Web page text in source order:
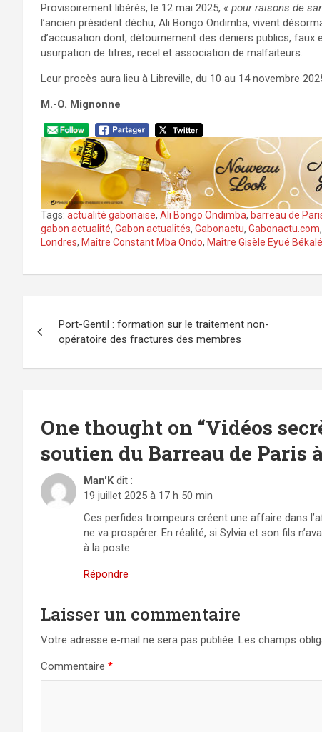
Provisoirement libérés, le 12 mai 2025, « pour raisons de
l’ancien président déchu, Ali Bongo Ondimba, vivent
d’accusation dont, détournement des deniers publics,
usurpation de titres, recel et association de malfaiteurs.
Leur procès aura lieu à Libreville, du 10 au 14 novembre
M.-O. Mignonne
Tags: actualité gabonaise, Ali Bongo Ondimba, barreau de
gabon actualité, Gabon actualités, Gabonactu, Gabonactu.com,
Londres, Maître Constant Mba Ondo, Maître Gisèle Eyué Békalé
de
l’article
Port-Gentil : formation sur le traitement non-
opératoire des fractures des membres
One thought on “Vidéos
soutien du Barreau de Paris
Man'K dit :
19 juillet 2025 à 17 h 50 min
Ces perfides trompeurs créent une affaire dans
ne va prospérer. En réalité, si Sylvia et son fils
à la poste.
Répondre
Laisser un commentaire
Votre adresse e-mail ne sera pas publiée. Les champs
Commentaire *